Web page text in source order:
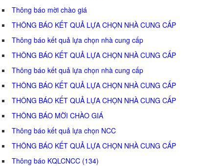
Thông báo mời chào giá
THÔNG BÁO KẾT QUẢ LỰA CHỌN NHÀ CUNG CẤP
Thông báo kết quả lựa chọn nhà cung cấp
THÔNG BÁO KẾT QUẢ LỰA CHỌN NHÀ CUNG CẤP
Thông báo kết quả lựa chọn nhà cung cấp
THÔNG BÁO KẾT QUẢ LỰA CHỌN NHÀ CUNG CẤP
THÔNG BÁO KẾT QUẢ LỰA CHỌN NHÀ CUNG CẤP
THÔNG BÁO MỜI CHÀO GIÁ
Thông báo kết quả lựa chọn NCC
THÔNG BÁO KẾT QUẢ LỰA CHỌN NHÀ CUNG CẤP
Thông báo KQLCNCC (134)